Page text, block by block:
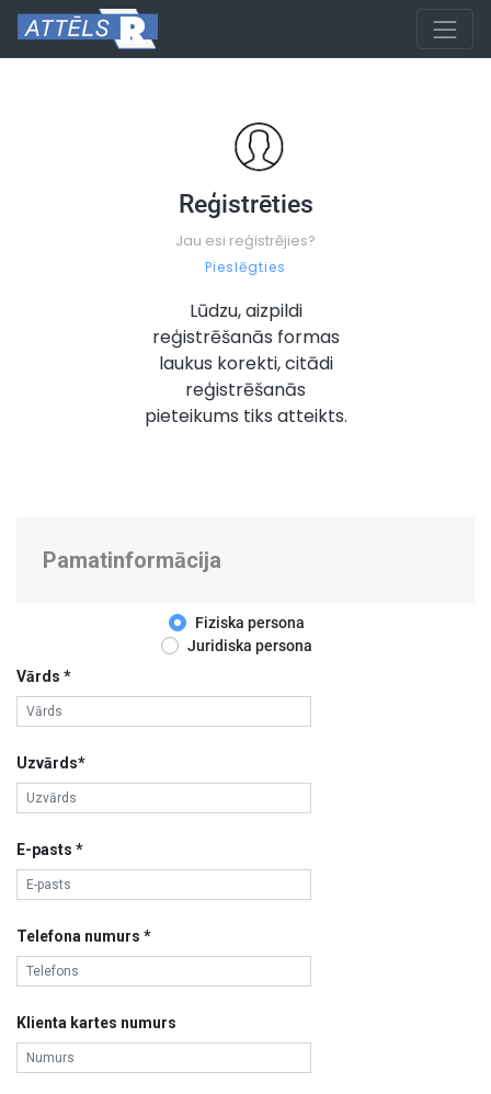
Reģistrēties
Jau esi reģistrējies?
Pieslēgties
Lūdzu, aizpildi
reģistrēšanās formas
laukus korekti, citādi
reģistrēšanās
pieteikums tiks atteikts.
Pamatinformācija
Fiziska persona
Juridiska persona
Vārds *
Uzvārds*
E-pasts *
Telefona numurs *
Klienta kartes numurs